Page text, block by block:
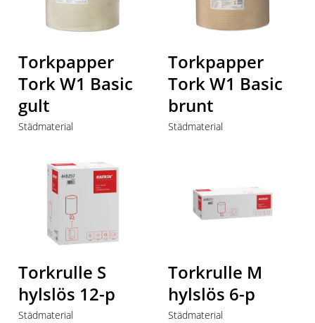
Torkpapper
Tork W1 Basic
gult
Städmaterial
Torkpapper
Tork W1 Basic
brunt
Städmaterial
Torkrulle S
hylslös 12-p
Städmaterial
Torkrulle M
hylslös 6-p
Städmaterial